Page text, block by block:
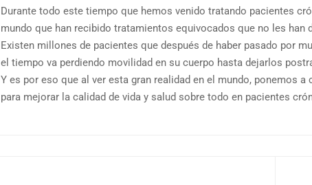
Durante todo este tiempo que hemos venido tratando pacientes
mundo que han recibido tratamientos equivocados que no les han
Existen millones de pacientes que después de haber pasado por
el tiempo va perdiendo movilidad en su cuerpo hasta dejarlos
Y es por eso que al ver esta gran realidad en el mundo, ponemos
para mejorar la calidad de vida y salud sobre todo en pacientes